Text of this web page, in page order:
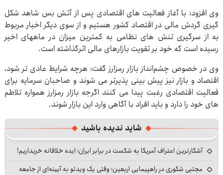
وی افزود: با آغاز فعالیت های اقتصادی پس از آتش بس شاهد شکل
گیری گردش مالی در اقتصاد کشور هستیم و از سوی دیگر اخبار مربوط
به از سرگیری تنش های نظامی به کمترین میزان در ماههای اخیر
رسیده است که خود بر تقویت بازارهای مالی اثرگذاشته است.
وی در خصوص چشم‌انداز بازار رمزارز گفت: هرچه شرایط عادی تر شود،
اقتصاد و بازار نیز پیش بینی پذیرتر می شوند و صاحبان سرمایه برای
فعالیت اقتصادی رغبت پیدا می کنند اگرجه بازار رمزارز همواره تلاطم
های خود را دارد و باید افراد با آگاهی وارد این بازار شوند.
شاید ندیده باشید
آشکارترین اعتراف آمریکا به شکست در برابر ایران؛ ایده خلاقانه خریداریم!
مجتبی شکوری در راهپیمایی اربعین؛ وقتی یک ویدئو به آیینه‌ای از جامعه